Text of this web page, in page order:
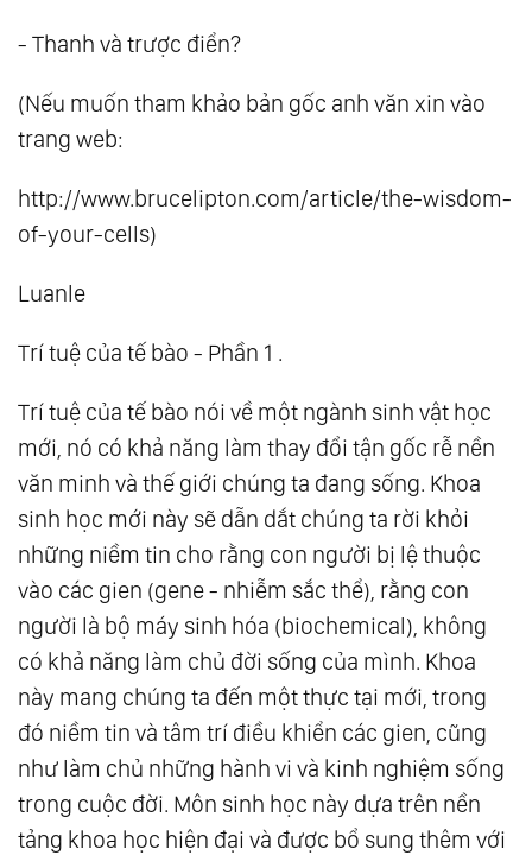
- Thanh và trược điển?
(Nếu muốn tham khảo bản gốc anh văn xin vào
trang web:
http://www.brucelipton.com/article/the-wisdom-
of-your-cells)
Luanle
Trí tuệ của tế bào - Phần 1 .
Trí tuệ của tế bào nói về một ngành sinh vật học
mới, nó có khả năng làm thay đổi tận gốc rễ nền
văn minh và thế giới chúng ta đang sống. Khoa
sinh học mới này sẽ dẫn dắt chúng ta rời khỏi
những niềm tin cho rằng con người bị lệ thuộc
vào các gien (gene - nhiễm sắc thể), rằng con
người là bộ máy sinh hóa (biochemical), không
có khả năng làm chủ đời sống của mình. Khoa
này mang chúng ta đến một thực tại mới, trong
đó niềm tin và tâm trí điều khiển các gien, cũng
như làm chủ những hành vi và kinh nghiệm sống
trong cuộc đời. Môn sinh học này dựa trên nền
tảng khoa học hiện đại và được bổ sung thêm với